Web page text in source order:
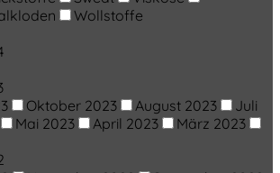
Wollstoffe
Oktober 2023 August 2023
Juli
Mai 2023 April 2023
März 2023